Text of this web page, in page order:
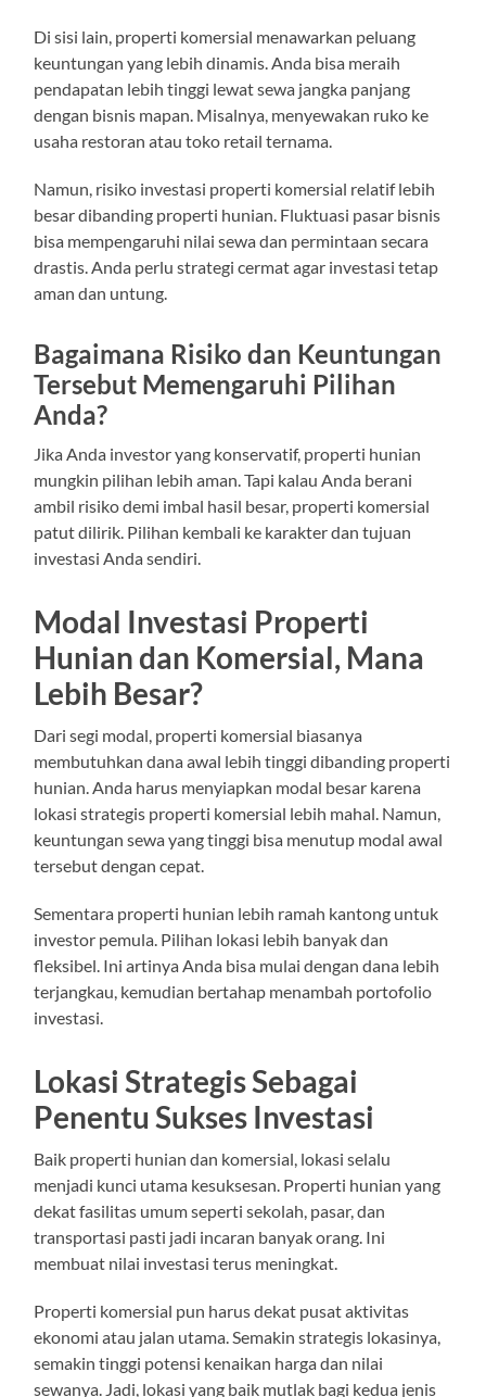
Di sisi lain, properti komersial menawarkan peluang
keuntungan yang lebih dinamis. Anda bisa meraih
pendapatan lebih tinggi lewat sewa jangka panjang
dengan bisnis mapan. Misalnya, menyewakan ruko ke
usaha restoran atau toko retail ternama.
Namun, risiko investasi properti komersial relatif lebih
besar dibanding properti hunian. Fluktuasi pasar bisnis
bisa mempengaruhi nilai sewa dan permintaan secara
drastis. Anda perlu strategi cermat agar investasi tetap
aman dan untung.
Bagaimana Risiko dan Keuntungan
Tersebut Memengaruhi Pilihan
Anda?
Jika Anda investor yang konservatif, properti hunian
mungkin pilihan lebih aman. Tapi kalau Anda berani
ambil risiko demi imbal hasil besar, properti komersial
patut dilirik. Pilihan kembali ke karakter dan tujuan
investasi Anda sendiri.
Modal Investasi Properti
Hunian dan Komersial, Mana
Lebih Besar?
Dari segi modal, properti komersial biasanya
membutuhkan dana awal lebih tinggi dibanding properti
hunian. Anda harus menyiapkan modal besar karena
lokasi strategis properti komersial lebih mahal. Namun,
keuntungan sewa yang tinggi bisa menutup modal awal
tersebut dengan cepat.
Sementara properti hunian lebih ramah kantong untuk
investor pemula. Pilihan lokasi lebih banyak dan
fleksibel. Ini artinya Anda bisa mulai dengan dana lebih
terjangkau, kemudian bertahap menambah portofolio
investasi.
Lokasi Strategis Sebagai
Penentu Sukses Investasi
Baik properti hunian dan komersial, lokasi selalu
menjadi kunci utama kesuksesan. Properti hunian yang
dekat fasilitas umum seperti sekolah, pasar, dan
transportasi pasti jadi incaran banyak orang. Ini
membuat nilai investasi terus meningkat.
Properti komersial pun harus dekat pusat aktivitas
ekonomi atau jalan utama. Semakin strategis lokasinya,
semakin tinggi potensi kenaikan harga dan nilai
sewanya. Jadi, lokasi yang baik mutlak bagi kedua jenis